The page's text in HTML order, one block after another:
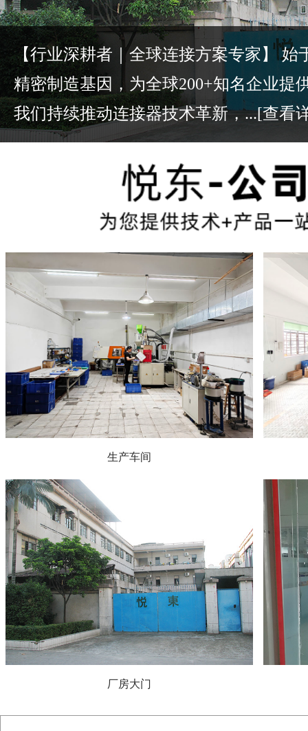
【行业深耕者｜全球连接方案专家】 始
精密制造基因，为全球200+知名企业提
我们持续推动连接器技术革新，...[查看
生产车间
厂房大门